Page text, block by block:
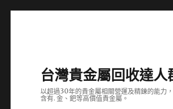
台灣貴金屬回收達人
以超過30年的貴金屬相關營運及精鍊的能力
含有. 金、鈀等高價值貴金屬。